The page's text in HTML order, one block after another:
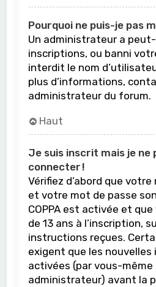
Pourquoi ne puis-je pas
Un administrateur a
inscriptions, ou banni
interdit le nom
plus d’informations,
administrateur du forum.
Haut
Je suis inscrit mais je ne
connecter !
Vérifiez d’abord que
et votre mot de passe
COPPA est activée et
de 13 ans à l’inscription,
instructions reçues.
exigent que les
activées (par vous-même
administrateur) avant la